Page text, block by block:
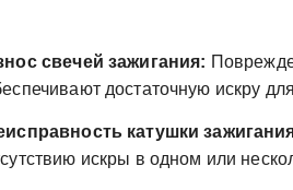
свечей зажигания:
достаточную искру
катушки
искры в одном или